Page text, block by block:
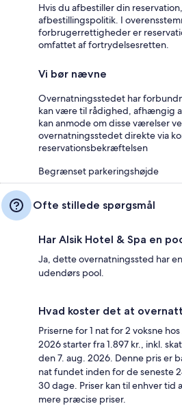
Hvis du afbestiller din
afbestillingspolitik. I
forbrugerrettigheder er
omfattet af fortrydelsesretten.
Vi bør nævne
Overnatningsstedet har
kan være til rådighed, afhængig
kan anmode om disse værelser
overnatningsstedet direkte via
reservationsbekræftelsen
Begrænset parkeringshøjde
Ofte stillede spørgsmål
Har Alsik Hotel & Spa en
Ja, dette overnatningssted har
udendørs pool.
Hvad koster det at
Priserne for 1 nat for 2 voksne
2026 starter fra 1.897 kr., inkl.
den 7. aug. 2026. Denne pris er
nat fundet inden for de seneste
30 dage. Priser kan til enhver tid
mere præcise priser.